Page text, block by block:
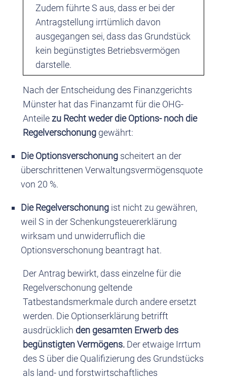
Zudem führte S aus, dass er bei der
Antragstellung irrtümlich davon
ausgegangen sei, dass das Grundstück
kein begünstigtes Betriebsvermögen
darstelle.
Nach der Entscheidung des Finanzgerichts
Münster hat das Finanzamt für die OHG-
Anteilezu Recht weder die Options- noch die
Regelverschonunggewährt:
Die Optionsverschonungscheitert an der
überschrittenen Verwaltungsvermögensquote
von 20 %.
Die Regelverschonungist nicht zu gewähren,
weil S in der Schenkungsteuererklärung
wirksam und unwiderruflich die
Optionsverschonung beantragt hat.
Der Antrag bewirkt, dass einzelne für die
Regelverschonung geltende
Tatbestandsmerkmale durch andere ersetzt
werden. Die Optionserklärung betrifft
ausdrücklich den gesamten Erwerb des
begünstigten Vermögens.Der etwaige Irrtum
des S über die Qualifizierung des Grundstücks
als land- und forstwirtschaftliches